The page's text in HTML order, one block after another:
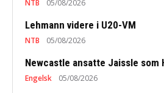
NTB 05/08/2026
Lehmann videre i U20-VM
NTB 05/08/2026
Newcastle ansatte Jaissle
Engelsk 05/08/2026